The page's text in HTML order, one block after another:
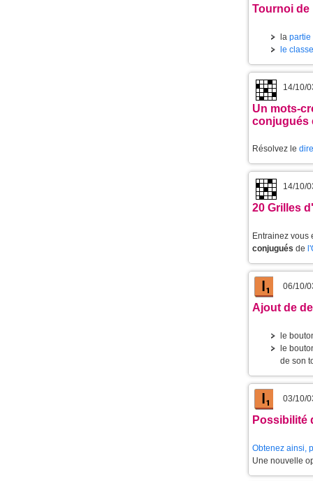
Tournoi de
la partie
le
14/10/
Un mots-
conjugués
Résolvez le
14/10/
20 Grilles
Entrainez
conjugués de
06/10/
Ajout de
le
le
de son
03/10/
Possibilité
Obtenez ainsi,
Une nouvelle